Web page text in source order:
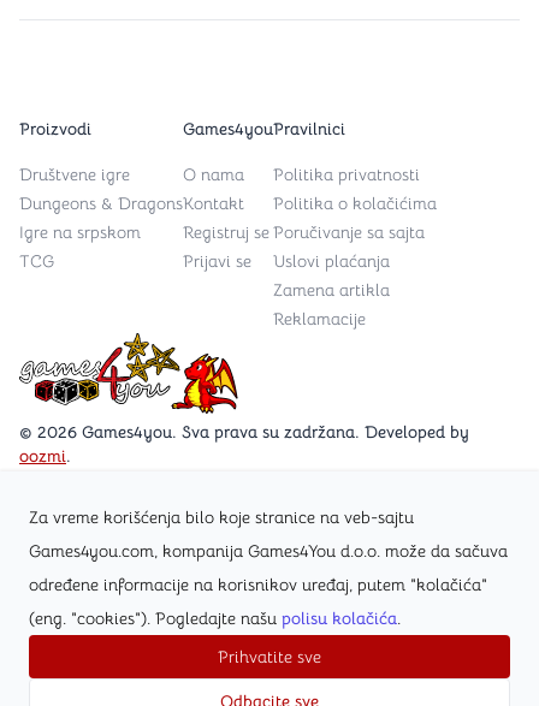
Za vreme korišćenja bilo koje stranice na veb-sajtu
Games4you.com, kompanija Games4You d.o.o. može da sačuva
određene informacije na korisnikov uređaj, putem "kolačića"
(eng. "cookies"). Pogledajte našu polisu kolačića.
Prihvatite sve
Odbacite sve
Games4you logo
© 2026 Games4you. Sva prava su zadržana. Developed by
oozmi.
Posetite Facebook stranicu /Games4you.rs
Zapratite Instagram profil @games4yours
Proizvodi
Društvene igre
Dungeons & Dragons
Igre na srpskom
TCG
Games4you
O nama
Kontakt
Registruj se
Prijavi se
Pravilnici
Politika privatnosti
Politika o kolačićima
Poručivanje sa sajta
Uslovi plaćanja
Zamena artikla
Reklamacije